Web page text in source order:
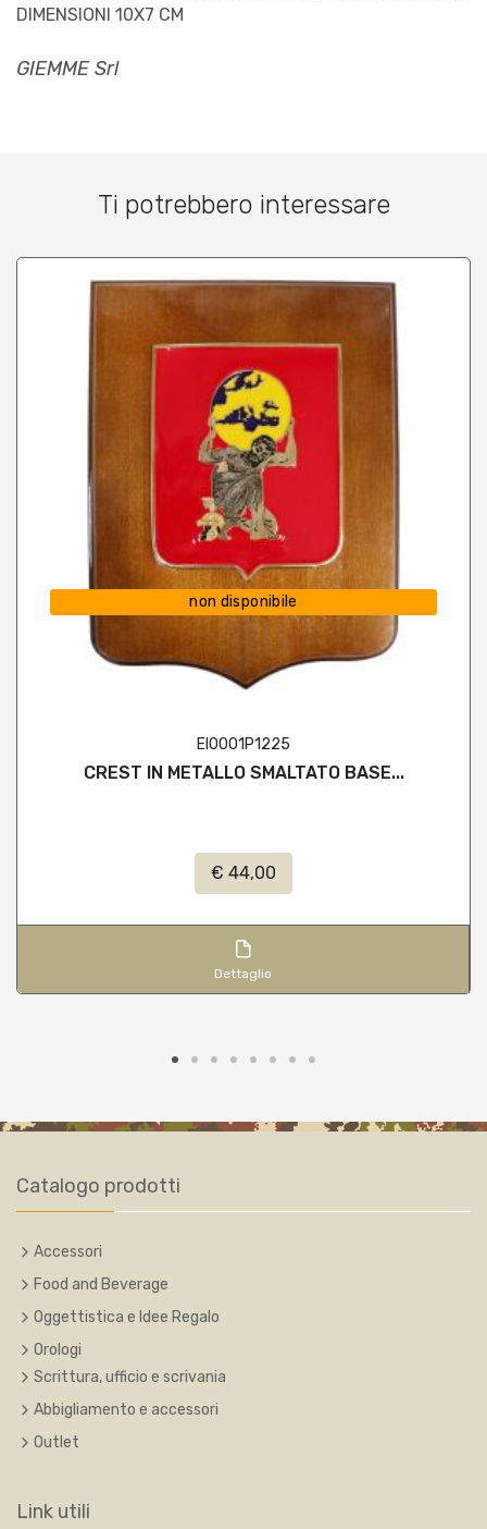
DIMENSIONI 10X7 CM
GIEMME Srl
Ti potrebbero interessare
non disponibile
EI0001P1225
CREST IN METALLO SMALTATO BASE...
€ 44,00
Dettaglio
Catalogo prodotti
Accessori
Food and Beverage
Oggettistica e Idee Regalo
Orologi
Scrittura, ufficio e scrivania
Abbigliamento e accessori
Outlet
Link utili